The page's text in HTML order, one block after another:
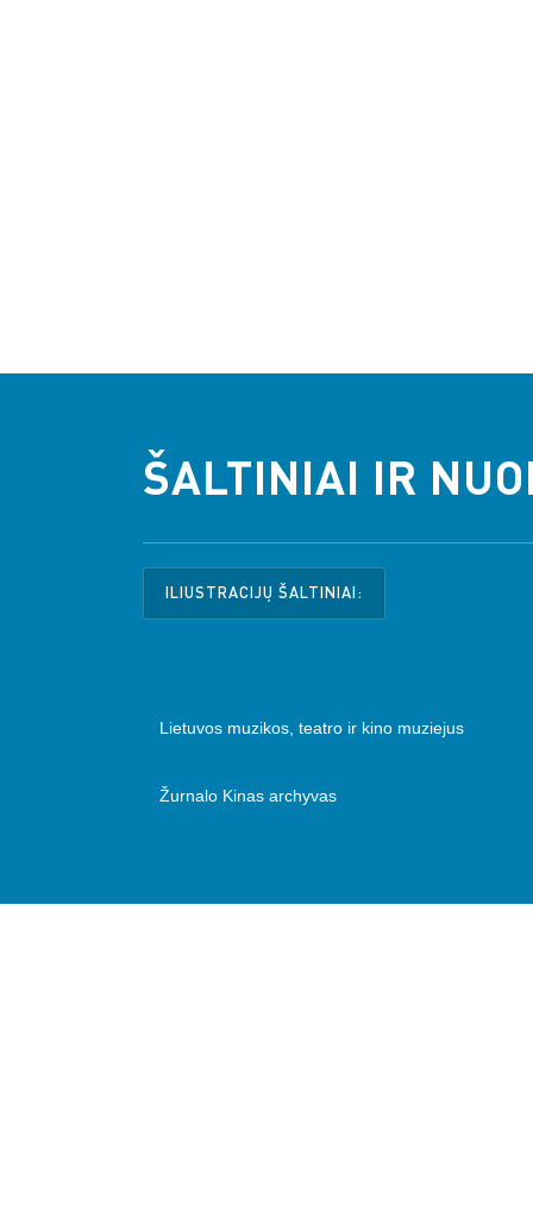
ŠALTINIAI IR
ILIUSTRACIJŲ ŠALTINIAI:
Lietuvos muzikos, teatro ir kino muziejus
Žurnalo Kinas archyvas